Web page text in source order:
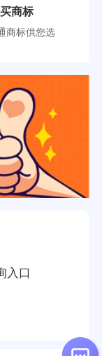
商标
商标供您选
入口